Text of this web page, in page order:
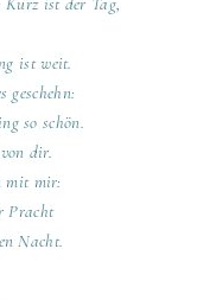
ist weit.
geschehn:
so schön.
dir.
mit mir:
Pracht
Nacht.